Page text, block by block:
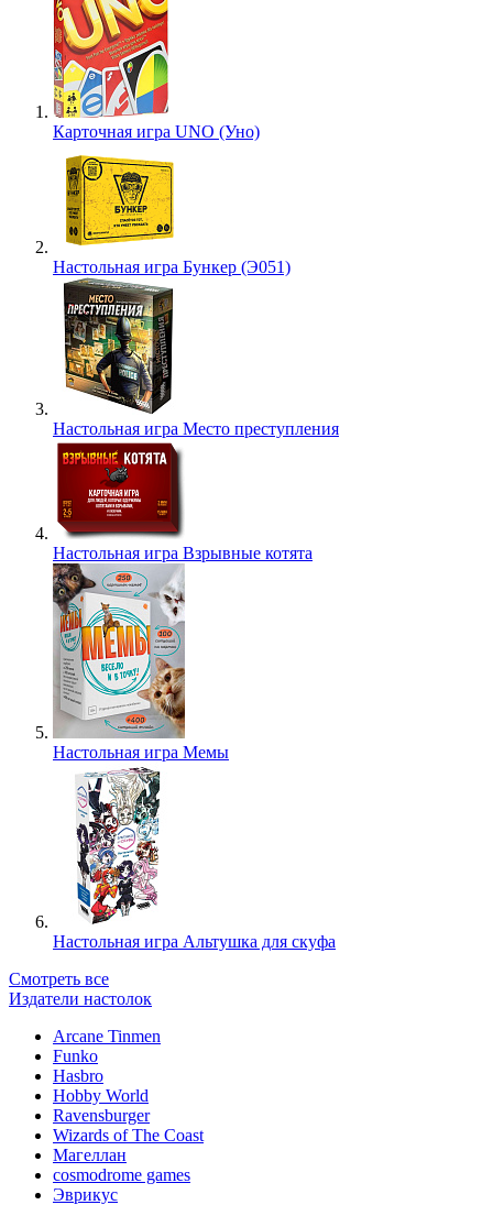
Карточная игра UNO (Уно)
Настольная игра Бункер (Э051)
Настольная игра Место преступления
Настольная игра Взрывные котята
Настольная игра Мемы
Настольная игра Альтушка для скуфа
Смотреть все
Издатели настолок
Arcane Tinmen
Funko
Hasbro
Hobby World
Ravensburger
Wizards of The Coast
Магеллан
сosmodrome games
Эврикус